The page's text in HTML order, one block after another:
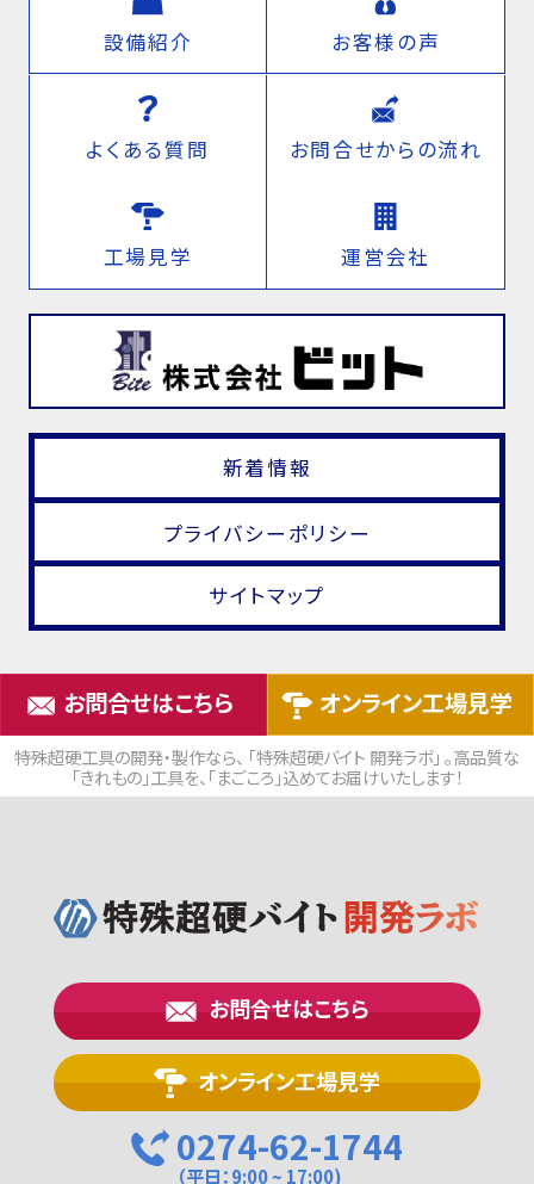
設備紹介 お客様の声
よくある質問 お問合せからの流れ
工場見学 運営会社
新着情報
プライバシーポリシー
サイトマップ
お問合せはこちら オンライン工場見学
特殊超硬工具の開発・製作なら、 「特殊超硬バイト 開発ラボ」 。高品質な
「きれもの」工具を、「まごころ」込めてお届けいたします！
お問合せはこちら
オンライン工場見学
0274-62-1744
（平日：9:00 ~ 17:00)